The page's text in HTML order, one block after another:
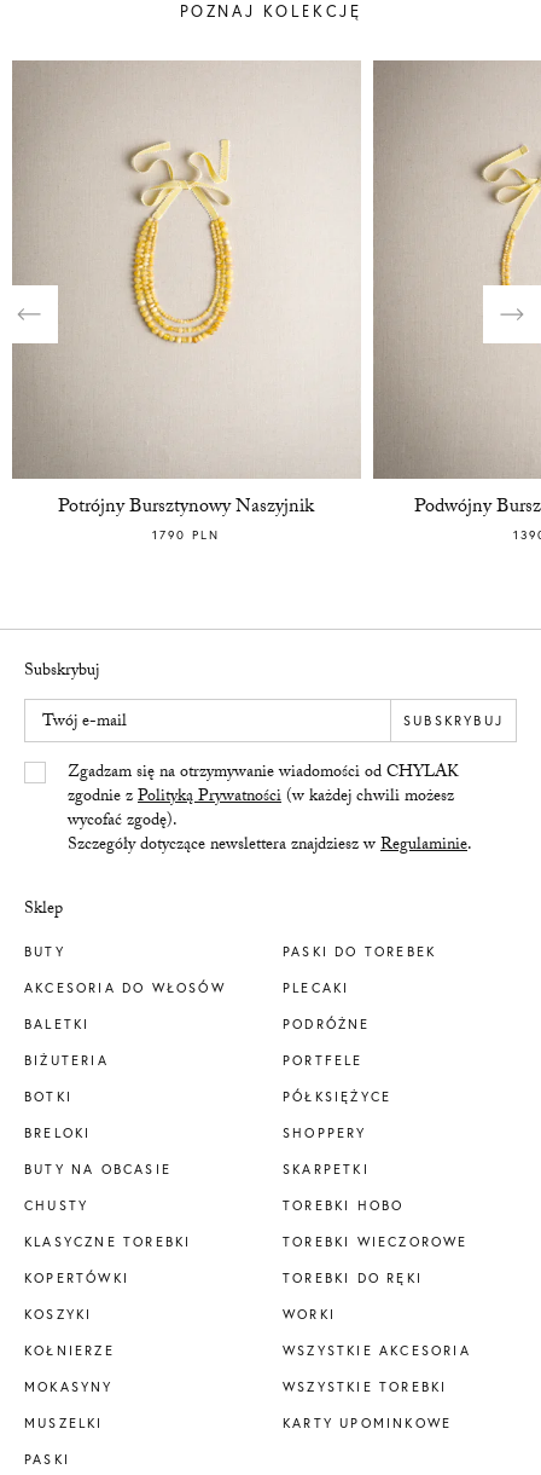
POZNAJ KOLEKCJĘ
Potrójny Bursztynowy Naszyjnik
1790 PLN
Podwójny
Sklep
BUTY
AKCESORIA DO WŁOSÓW
BALETKI
BIŻUTERIA
BOTKI
BRELOKI
BUTY NA OBCASIE
CHUSTY
KLASYCZNE TOREBKI
KOPERTÓWKI
KOSZYKI
KOŁNIERZE
MOKASYNY
MUSZELKI
PASKI
PASKI DO TOREBEK
PLECAKI
PODRÓŻNE
PORTFELE
PÓŁKSIĘŻYCE
SHOPPERY
SKARPETKI
TOREBKI HOBO
TOREBKI WIECZOROWE
TOREBKI DO RĘKI
WORKI
WSZYSTKIE AKCESORIA
WSZYSTKIE TOREBKI
KARTY UPOMINKOWE
Subskrybuj
Twój e-mail
Yes/TakZgadzam się na otrzymywanie wiadomości od CHYLAK
zgodnie zPolityką Prywatności(w każdej chwili możesz
wycofać zgodę).
Szczegóły dotyczące newslettera znajdziesz wRegulaminie.
SUBSKRYBUJ